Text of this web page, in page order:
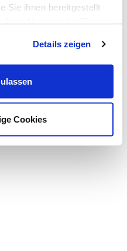
Sie ihnen bereitgestellt
Details zeigen
Cookies